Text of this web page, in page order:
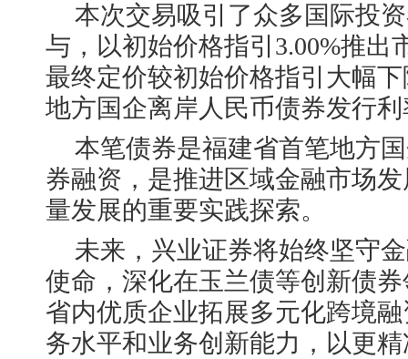
本次交易吸引了众多国际投
与，以初始价格指引3.00%推出
最终定价较初始价格指引大幅
地方国企离岸人民币债券发行
本笔债券是福建省首笔地方
券融资，是推进区域金融市场
量发展的重要实践探索。
未来，兴业证券将始终坚守
使命，深化在玉兰债等创新债
省内优质企业拓展多元化跨境
务水平和业务创新能力，以更